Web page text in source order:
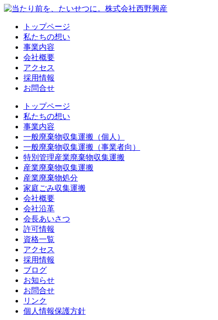
トップページ
私たちの想い
事業内容
会社概要
アクセス
採用情報
お問合せ
トップページ
私たちの想い
事業内容
一般廃棄物収集運搬（個人）
一般廃棄物収集運搬（事業者向）
特別管理産業廃棄物収集運搬
産業廃棄物収集運搬
産業廃棄物処分
家庭ごみ収集運搬
会社概要
会社沿革
会長あいさつ
許可情報
資格一覧
アクセス
採用情報
ブログ
お知らせ
お問合せ
リンク
個人情報保護方針